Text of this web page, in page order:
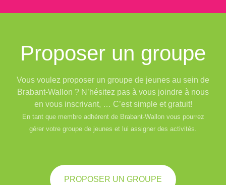
Proposer un groupe
Vous voulez proposer un groupe de jeunes au sein de
Brabant-Wallon ? N’hésitez pas à vous joindre à nous
en vous inscrivant, … C’est simple et gratuit!
En tant que membre adhérent de Brabant-Wallon vous pourrez
gérer votre groupe de jeunes et lui assigner des activités.
PROPOSER UN GROUPE